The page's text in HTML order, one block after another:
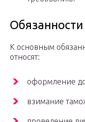
К основным
относят:
оформление
взимание